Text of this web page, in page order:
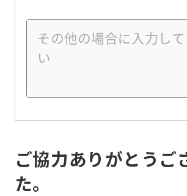
ご協力ありがとうご
た。